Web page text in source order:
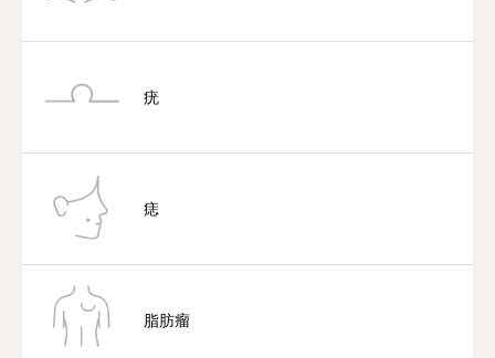
疣
痣
脂肪瘤